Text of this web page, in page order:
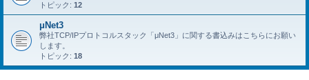
トピック: 12
μNet3
弊社TCP/IPプロトコルスタック「μNet3」に関する書込みはこちらにお願い
します。
トピック: 18